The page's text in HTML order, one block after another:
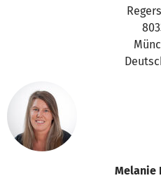
Bewältigung bürokratischer
Melanie